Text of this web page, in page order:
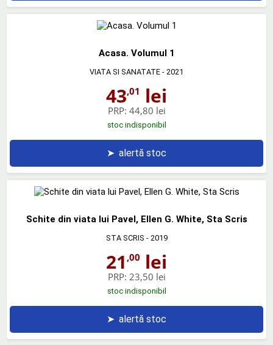
Acasa. Volumul 1
VIATA SI SANATATE - 2021
43,01 lei
PRP: 44,80 lei
stoc indisponibil
➤ alertă stoc
Schite din viata lui Pavel, Ellen G. White, Sta Scris
STA SCRIS - 2019
21 ,00 lei
PRP: 23,50 lei
stoc indisponibil
➤ alertă stoc